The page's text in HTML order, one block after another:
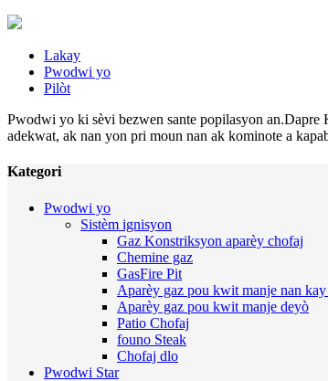
Lakay
Pwodwi yo
Pilòt
Pwodwi yo ki sèvi bezwen sante popilasyon
adekwat, ak nan yon pri moun nan ak kominote a
Kategori
Pwodwi yo
Sistèm ignisyon
Gaz Konstriksyon aparèy chofaj
Chemine gaz
GasFire Pit
Aparèy gaz pou kwit manje nan kay
Aparèy gaz pou kwit manje deyò
Patio Chofaj
founo Steak
Chofaj dlo
Pwodwi Star